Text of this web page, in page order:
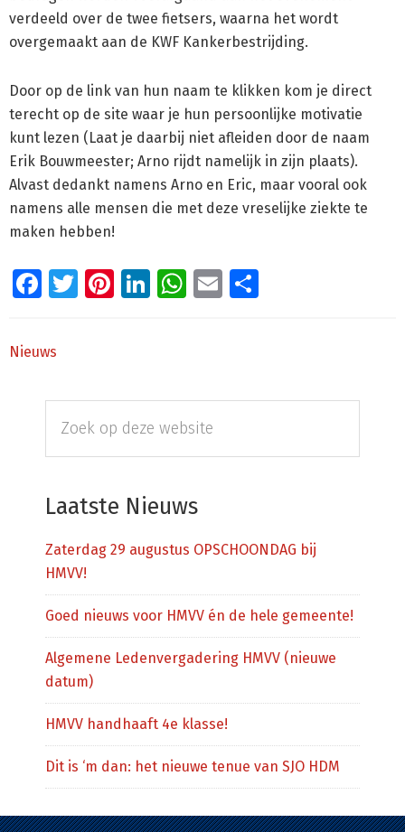
verdeeld over de twee fietsers, waarna het wordt
overgemaakt aan de KWF Kankerbestrijding.
Door op de link van hun naam te klikken kom je direct
terecht op de site waar je hun persoonlijke motivatie
kunt lezen (Laat je daarbij niet afleiden door de naam
Erik Bouwmeester; Arno rijdt namelijk in zijn plaats).
Alvast dedankt namens Arno en Eric, maar vooral ook
namens alle mensen die met deze vreselijke ziekte te
maken hebben!
Facebook
Twitter
Pinterest
LinkedIn
WhatsApp
Email
Nieuws
Primaire
Sidebar
deze
Laatste Nieuws
Zaterdag 29 augustus OPSCHOONDAG bij
HMVV!
Goed nieuws voor HMVV én de hele gemeente!
Algemene Ledenvergadering HMVV (nieuwe
datum)
HMVV handhaaft 4e klasse!
Dit is ‘m dan: het nieuwe tenue van SJO HDM